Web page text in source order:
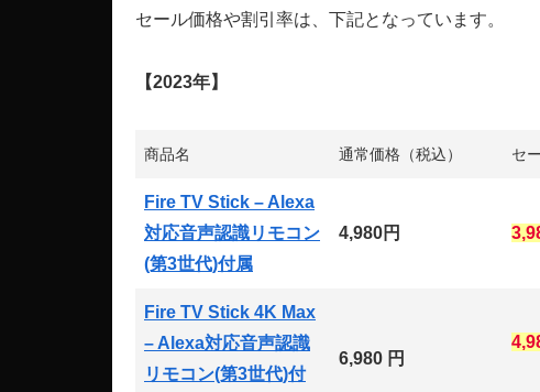
セール価格や割引率は、下記となっています。
【2023年】
商品名 通常価格（税込） セ
Fire TV Stick – Alexa
対応音声認識リモコン
(第3世代)付属
4,980円
Fire TV Stick 4K Max
– Alexa対応音声認識
リモコン(第3世代)付
6,980 円